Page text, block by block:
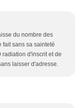
du nombre des
fait sans sa sainteté
radiation d'inscrit et de
laisser d'adresse.